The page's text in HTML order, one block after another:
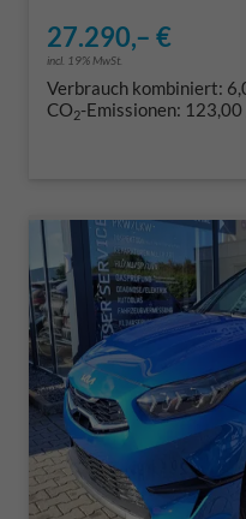
27.290,– €
incl. 19% MwSt.
Verbrauch kombiniert:
CO2-Emissionen: